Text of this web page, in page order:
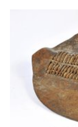
boek (145)